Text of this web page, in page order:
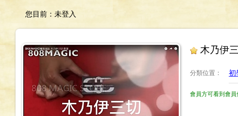
您目前： 未登入
木乃伊
分類位置 ： 初
會員方可看到會員